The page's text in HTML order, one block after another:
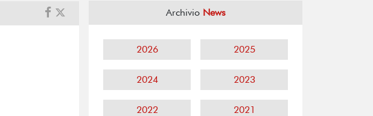
Archivio News
2026 2025
2024 2023
2022 2021